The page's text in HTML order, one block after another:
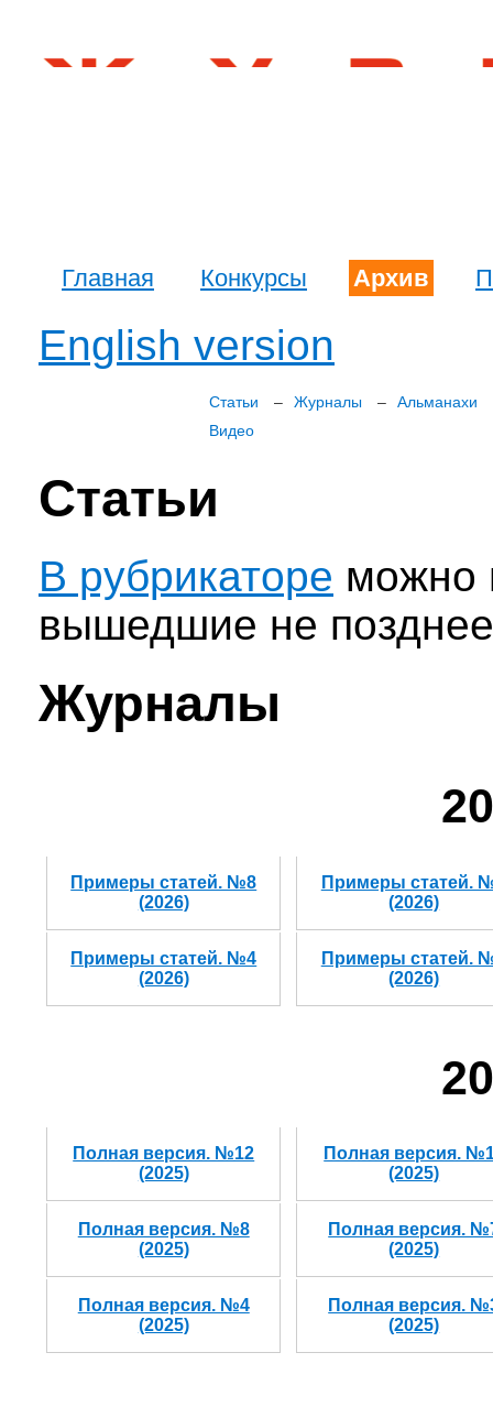
Главная Конкурсы Архив
English version
Статьи Журналы
Альманахи
Видео
Статьи
В рубрикаторе можно
вышедшие не
Журналы
Примеры статей. №8
(2026)
Примеры статей.
(2026)
Примеры статей. №4
(2026)
Примеры статей.
(2026)
Полная версия. №12
(2025)
Полная версия.
(2025)
Полная версия. №8
(2025)
Полная версия.
(2025)
Полная версия. №4
(2025)
Полная версия.
(2025)